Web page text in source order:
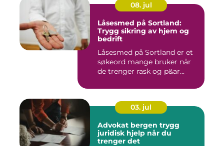
08. jul
Låsesmed på Sortland:
Trygg sikring av hjem og
bedrift
Låsesmed på Sortland er et
søkeord mange bruker når
de trenger rask og p&ar...
03. jul
Advokat bergen trygg
juridisk hjelp når du
trenger det